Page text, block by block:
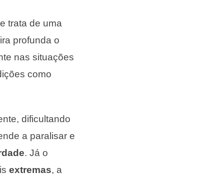
trata de uma
profunda o
nas situações
como
dificultando
a paralisar e
. Já o
extremas, a